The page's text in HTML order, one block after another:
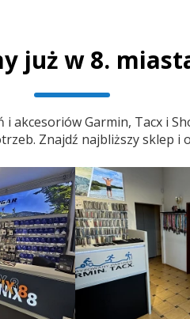
już w 8.
akcesoriów Garmin, Tacx i
Znajdź najbliższy sklep i